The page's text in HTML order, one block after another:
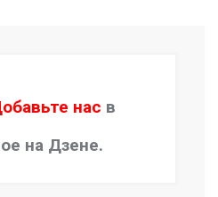
нас в
на Дзене.